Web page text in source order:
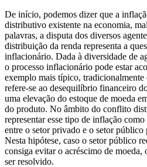
De início, podemos dizer que a
distributivo existente na economia,
palavras, a disputa dos diversos
distribuição da renda representa a
inflacionário. Dada à diversidade de
o processo inflacionário pode estar
exemplo mais típico, tradicionalmente
refere-se ao desequilíbrio financeiro
uma elevação do estoque de moeda
do produto. No âmbito do conflito
representar esse tipo de inflação
entre o setor privado e o setor
Nesta hipótese, caso o setor público
consiga evitar o acréscimo de
ser resolvido.